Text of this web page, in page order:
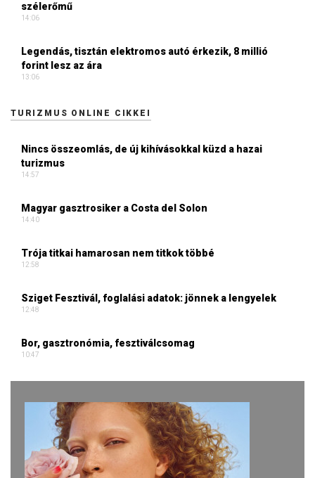
szélerőmű
14:06
Legendás, tisztán elektromos autó érkezik, 8 millió
forint lesz az ára
13:06
TURIZMUS ONLINE CIKKEI
Nincs összeomlás, de új kihívásokkal küzd a hazai
turizmus
14:57
Magyar gasztrosiker a Costa del Solon
14:40
Trója titkai hamarosan nem titkok többé
12:58
Sziget Fesztivál, foglalási adatok: jönnek a lengyelek
12:48
Bor, gasztronómia, fesztiválcsomag
10:47